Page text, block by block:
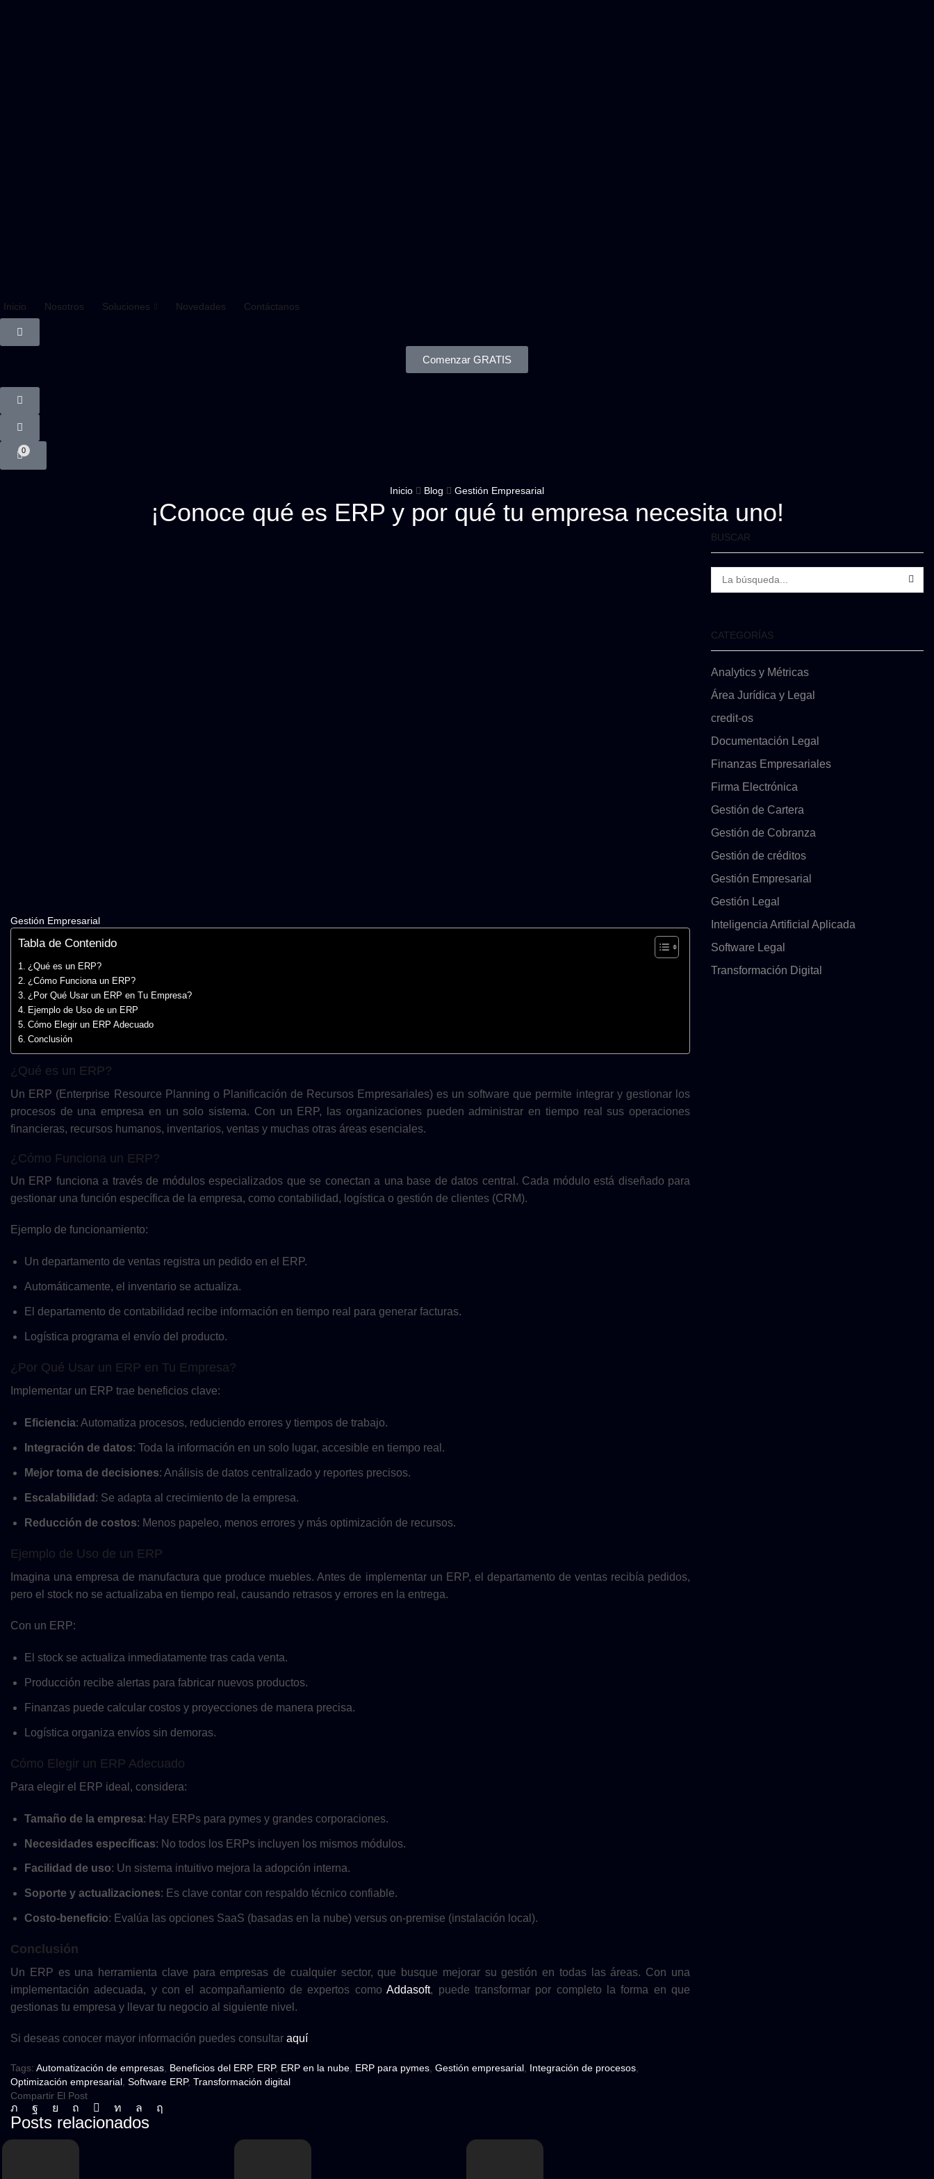
Inicio Nosotros Soluciones Novedades Contáctanos
Comenzar GRATIS
0
Inicio Blog Gestión Empresarial
¡Conoce qué es ERP y por qué tu empresa necesita uno!
Gestión Empresarial
Tabla de Contenido
¿Qué es un ERP?
¿Cómo Funciona un ERP?
¿Por Qué Usar un ERP en Tu Empresa?
Ejemplo de Uso de un ERP
Cómo Elegir un ERP Adecuado
Conclusión
¿Qué es un ERP?
Un ERP (Enterprise Resource Planning o Planificación de Recursos Empresariales) es un software que permite integrar y gestionar los
procesos de una empresa en un solo sistema. Con un ERP, las organizaciones pueden administrar en tiempo real sus operaciones
financieras, recursos humanos, inventarios, ventas y muchas otras áreas esenciales.
¿Cómo Funciona un ERP?
Un ERP funciona a través de módulos especializados que se conectan a una base de datos central. Cada módulo está diseñado para
gestionar una función específica de la empresa, como contabilidad, logística o gestión de clientes (CRM).
Ejemplo de funcionamiento:
Un departamento de ventas registra un pedido en el ERP.
Automáticamente, el inventario se actualiza.
El departamento de contabilidad recibe información en tiempo real para generar facturas.
Logística programa el envío del producto.
¿Por Qué Usar un ERP en Tu Empresa?
Implementar un ERP trae beneficios clave:
Eficiencia: Automatiza procesos, reduciendo errores y tiempos de trabajo.
Integración de datos: Toda la información en un solo lugar, accesible en tiempo real.
Mejor toma de decisiones: Análisis de datos centralizado y reportes precisos.
Escalabilidad : Se adapta al crecimiento de la empresa.
Reducción de costos: Menos papeleo, menos errores y más optimización de recursos.
Ejemplo de Uso de un ERP
Imagina una empresa de manufactura que produce muebles. Antes de implementar un ERP, el departamento de ventas recibía pedidos,
pero el stock no se actualizaba en tiempo real, causando retrasos y errores en la entrega.
Con un ERP:
El stock se actualiza inmediatamente tras cada venta.
Producción recibe alertas para fabricar nuevos productos.
Finanzas puede calcular costos y proyecciones de manera precisa.
Logística organiza envíos sin demoras.
Cómo Elegir un ERP Adecuado
Para elegir el ERP ideal, considera:
Tamaño de la empresa: Hay ERPs para pymes y grandes corporaciones.
Necesidades específicas: No todos los ERPs incluyen los mismos módulos.
Facilidad de uso: Un sistema intuitivo mejora la adopción interna.
Soporte y actualizaciones: Es clave contar con respaldo técnico confiable.
Costo-beneficio: Evalúa las opciones SaaS (basadas en la nube) versus on-premise (instalación local).
Conclusión
Un ERP es una herramienta clave para empresas de cualquier sector, que busque mejorar su gestión en todas las áreas. Con una
implementación adecuada, y con el acompañamiento de expertos comoAddasoft, puede transformar por completo la forma en que
gestionas tu empresa y llevar tu negocio al siguiente nivel.
Si deseas conocer mayor información puedes consultar aquí
Tags: Automatización de empresas, Beneficios del ERP, ERP, ERP en la nube, ERP para pymes, Gestión empresarial, Integración de procesos,
Optimización empresarial, Software ERP, Transformación digital
Compartir El Post
Posts relacionados
BUSCAR
CATEGORÍAS
Analytics y Métricas
Área Jurídica y Legal
credit-os
Documentación Legal
Finanzas Empresariales
Firma Electrónica
Gestión de Cartera
Gestión de Cobranza
Gestión de créditos
Gestión Empresarial
Gestión Legal
Inteligencia Artificial Aplicada
Software Legal
Transformación Digital